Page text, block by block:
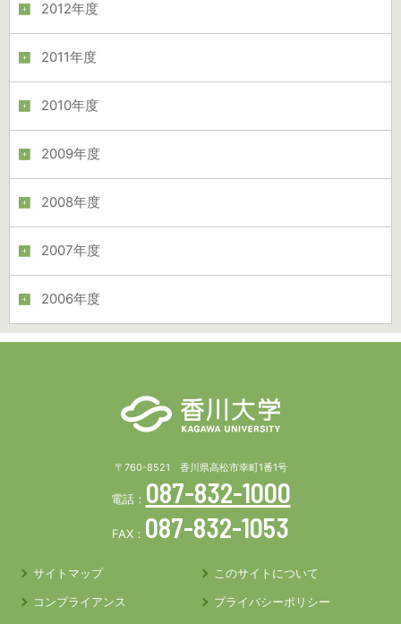
2012年度
2011年度
2010年度
2009年度
2008年度
2007年度
2006年度
〒760-8521 香川県高松市幸町1番1号
電話： 087-832-1000
FAX： 087-832-1053
サイトマップ
このサイトについて
コンプライアンス
プライバシーポリシー